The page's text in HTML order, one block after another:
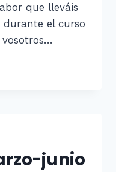
que lleváis
el curso
vosotros…
junio